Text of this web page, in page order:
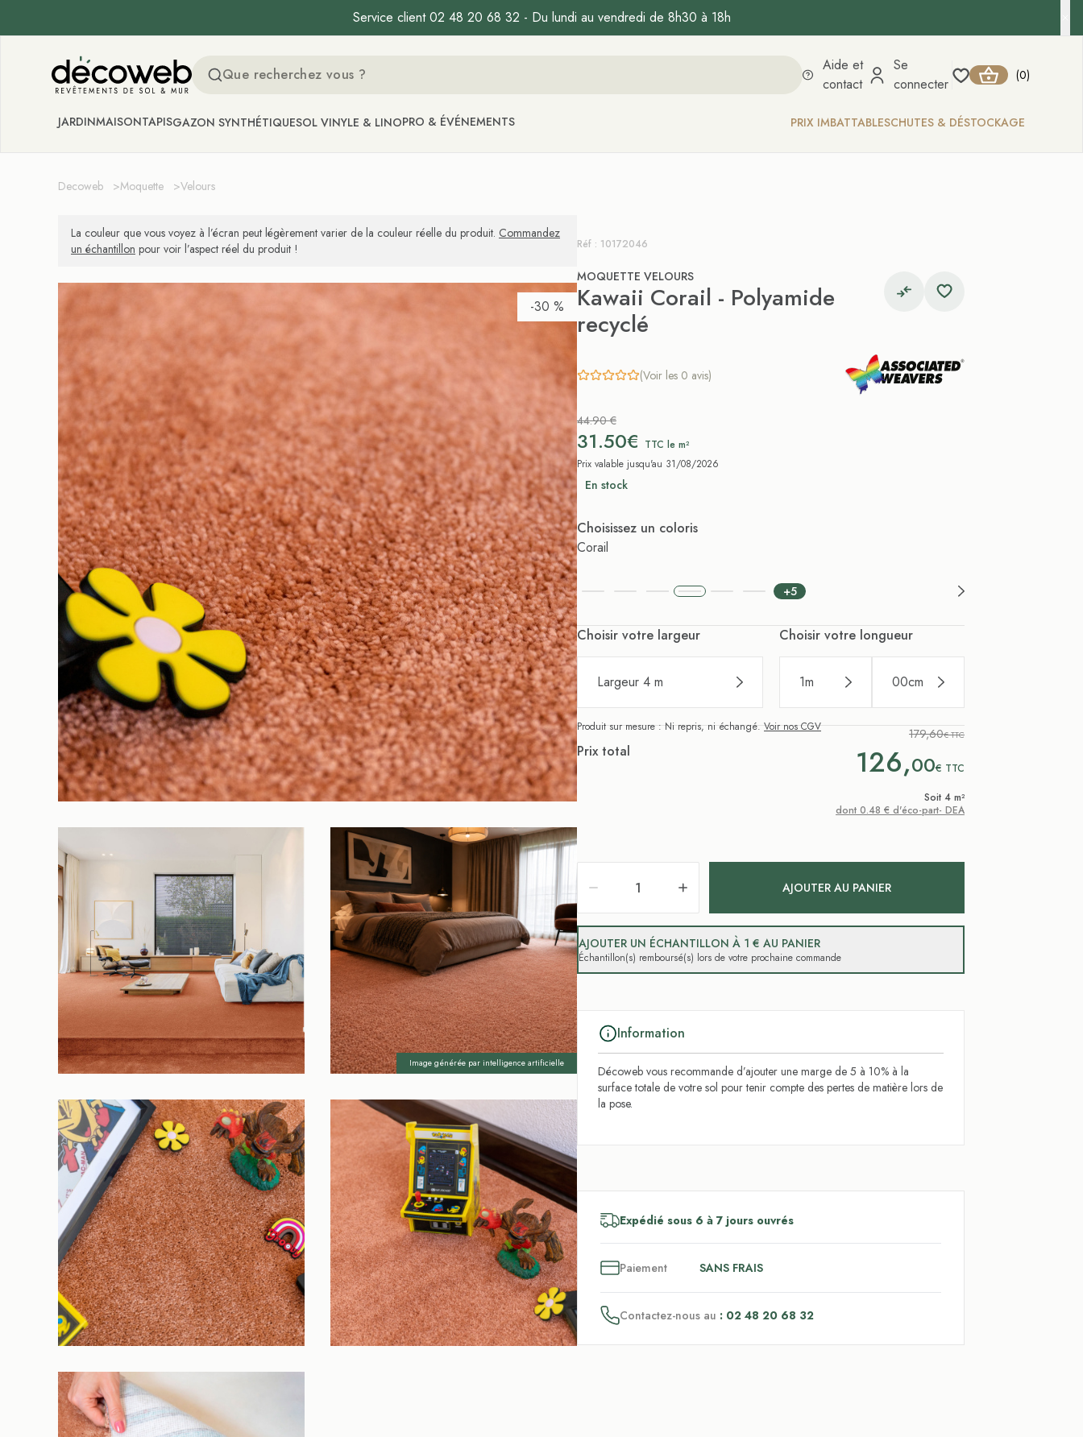
Service client 02 48 20 68 32 - Du lundi au vendredi de 8h30 à 18h
Decoweb
Aide et
contact
Se
connecter
(0)
JARDINMAISONTAPISGAZON SYNTHÉTIQUESOL VINYLE & LINOPRO & ÉVÉNEMENTS PRIX IMBATTABLESCHUTES & DÉSTOCKAGE
Decoweb >Moquette >Velours
La couleur que vous voyez à l’écran peut légèrement varier de la couleur réelle du produit. Commandez
un échantillon pour voir l’aspect réel du produit !
-30 %
Image générée par intelligence artificielle
Réf : 10172046
MOQUETTE VELOURS
Kawaii Corail - Polyamide
recyclé
(Voir les 0 avis)
44.90 €
31.50€ TTC le m²
Prix valable jusqu'au 31/08/2026
En stock
Choisissez un coloris
Corail
+5
Choisir votre largeur
Largeur 4 m
Choisir votre longueur
1m 00cm
Produit sur mesure : Ni repris, ni échangé.Voir nos CGV
Prix total
179,60€ TTC
126,00€ TTC
Soit 4 m²
dont 0.48 € d'éco-part- DEA
AJOUTER AU PANIER
AJOUTER UN ÉCHANTILLON À 1 € AU PANIER
Échantillon(s) remboursé(s) lors de votre prochaine commande
Information
Décoweb vous recommande d’ajouter une marge de 5 à 10% à la
surface totale de votre sol pour tenir compte des pertes de matière lors de
la pose.
Expédié sous 6 à 7 jours ouvrés
Paiement SANS FRAIS
Contactez-nous au : 02 48 20 68 32